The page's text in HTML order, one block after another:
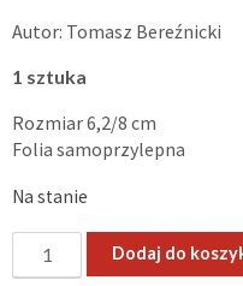
Autor: Tomasz Bereźnicki
1 sztuka
Rozmiar 6,2/8 cm
Folia samoprzylepna
Na stanie
„Bring
Dodaj do